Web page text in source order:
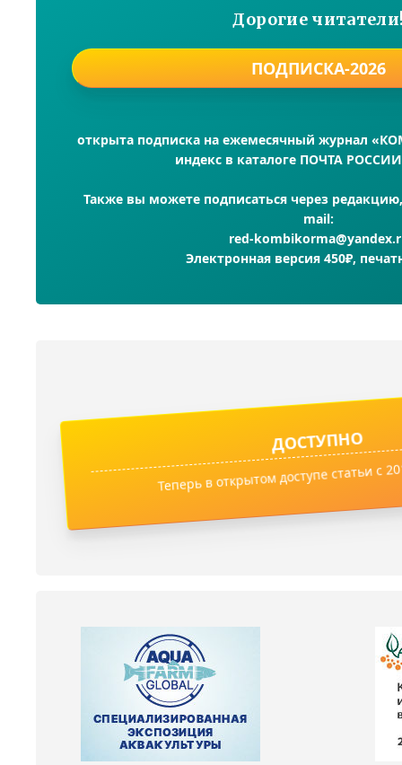
Дорогие
ПОДПИСКА-2026
открыта подписка на ежемесячный журнал
индекс в каталоге ПОЧТА
Также вы можете подписаться через
mail:
red-
Электронная версия 450₽,
ДОСТУПНО
Теперь в открытом доступе статьи с